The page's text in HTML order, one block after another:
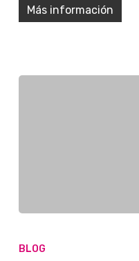
Más información
BLOG